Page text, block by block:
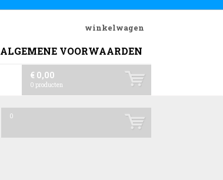
winkelwagen
ALGEMENE VOORWAARDEN
€ 0,00
0 producten
0